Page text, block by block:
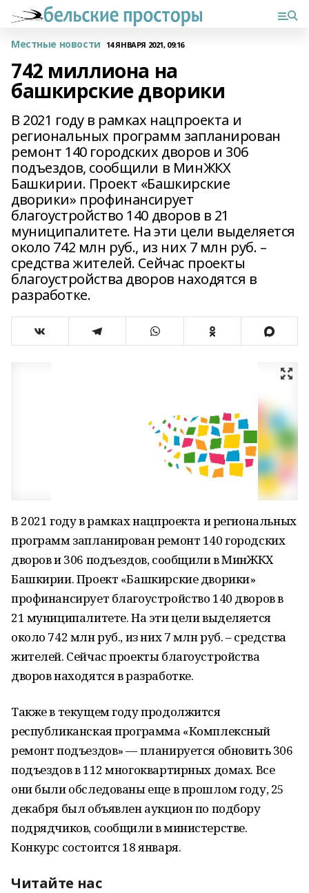
Местные новости 14 ЯНВАРЯ 2021, 09:16
742 миллиона на
башкирские дворики
В 2021 году в рамках нацпроекта и
региональных программ запланирован
ремонт 140 городских дворов и 306
подъездов, сообщили в МинЖКХ
Башкирии. Проект «Башкирские
дворики» профинансирует
благоустройство 140 дворов в 21
муниципалитете. На эти цели выделяется
около 742 млн руб., из них 7 млн руб. –
средства жителей. Сейчас проекты
благоустройства дворов находятся в
разработке.
В 2021 году в рамках нацпроекта и региональных
программ запланирован ремонт 140 городских
дворов и 306 подъездов, сообщили в МинЖКХ
Башкирии. Проект «Башкирские дворики»
профинансирует благоустройство 140 дворов в
21 муниципалитете. На эти цели выделяется
около 742 млн руб., из них 7 млн руб. – средства
жителей. Сейчас проекты благоустройства
дворов находятся в разработке.
Также в текущем году продолжится
республиканская программа «Комплексный
ремонт подъездов» — планируется обновить 306
подъездов в 112 многоквартирных домах. Все
они были обследованы еще в прошлом году, 25
декабря был объявлен аукцион по подбору
подрядчиков, сообщили в министерстве.
Конкурс состоится 18 января.
Читайте нас